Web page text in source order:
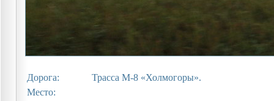
Дорога:
Трасса М-8 «Холмогоры».
Место: